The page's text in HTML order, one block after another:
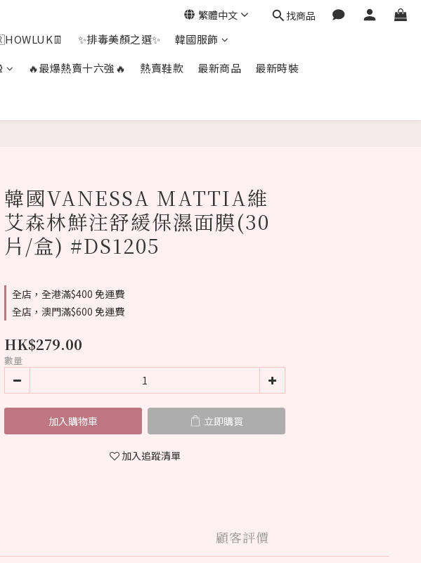
繁體中文 找商品
✨排毒美顏之選✨
韓國服飾
🔥最爆熱賣十六強🔥 熱賣鞋款 最新商品
最新時裝
韓國VANESSA MATTIA維
艾森林鮮注舒緩保濕面膜(30
片/盒) #DS1205
全店，全港滿$400 免運費
全店，澳門滿$600 免運費
HK$279.00
數量
加入購物車 立即購買
加入追蹤清單
顧客評價